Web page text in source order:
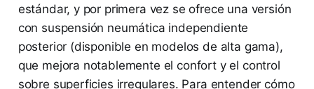
estándar, y por primera vez se ofrece una versión
con suspensión neumática independiente
posterior (disponible en modelos de alta gama),
que mejora notablemente el confort y el control
sobre superficies irregulares. Para entender cómo